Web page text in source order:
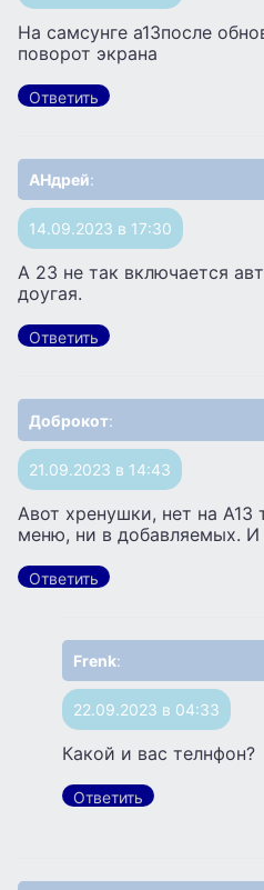
На самсунге а13после
поворот экрана
Ответить
АНдрей:
14.09.2023 в 17:30
А 23 не так включается
доугая.
Ответить
Доброкот:
21.09.2023 в 14:43
Авот хренушки, нет на А13
меню, ни в добавляемых. И
Ответить
Frenk:
22.09.2023 в 04:33
Какой и вас телнфон?
Ответить